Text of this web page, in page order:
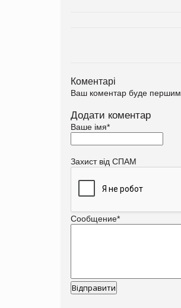
Коментарі
Ваш коментар буде першим.
Додати коментар
Ваше імя*
Захист від СПАМ
Сообщение*